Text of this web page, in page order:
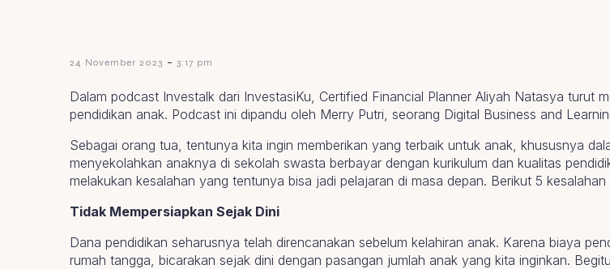
24 November 2023 - 3:17 pm
Dalam podcast Investalk dari InvestasiKu, Certified Financial Planner Aliyah Natasya turut
pendidikan anak. Podcast ini dipandu oleh Merry Putri, seorang Digital Business and
Sebagai orang tua, tentunya kita ingin memberikan yang terbaik untuk anak, khususnya
menyekolahkan anaknya di sekolah swasta berbayar dengan kurikulum dan kualitas
melakukan kesalahan yang tentunya bisa jadi pelajaran di masa depan. Berikut 5
Tidak Mempersiapkan Sejak Dini
Dana pendidikan seharusnya telah direncanakan sebelum kelahiran anak. Karena biaya
rumah tangga, bicarakan sejak dini dengan pasangan jumlah anak yang kita inginkan.